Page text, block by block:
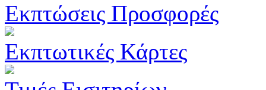
Εκπτώσεις Προσφορές
Εκπτωτικές Κάρτες